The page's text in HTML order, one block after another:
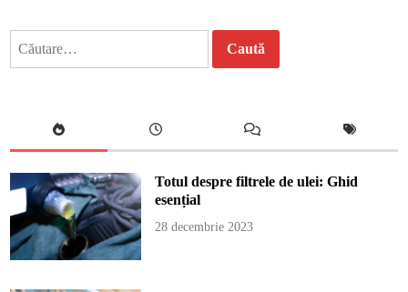
Totul despre filtrele de ulei: Ghid
esențial
28 decembrie 2023